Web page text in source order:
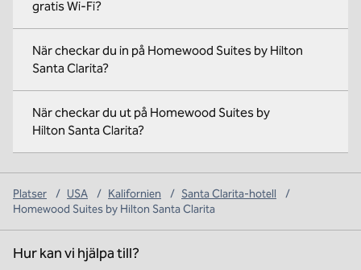
gratis Wi-Fi?
När checkar du in på Homewood Suites by Hilton
Santa Clarita?
När checkar du ut på Homewood Suites by
Hilton Santa Clarita?
Platser / USA / Kalifornien / Santa Clarita-hotell
/
Homewood Suites by Hilton Santa Clarita
Hur kan vi hjälpa till?